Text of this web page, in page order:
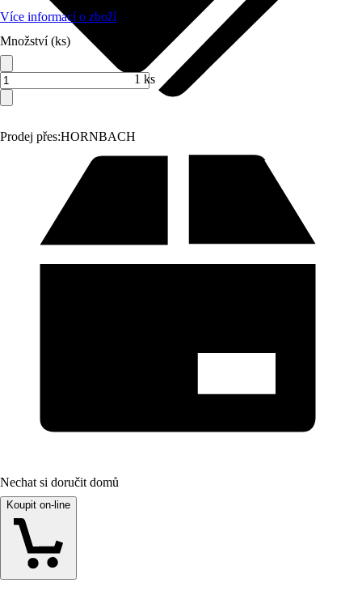
Prodej přes:HORNBACH
Více informací o zboží
Množství (ks)
1 ks
Nechat si doručit domů
Koupit on-line